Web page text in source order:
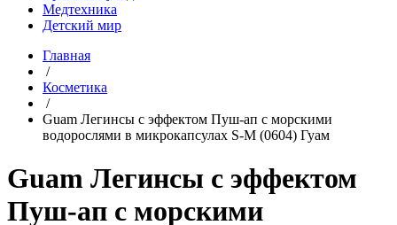
Медтехника
Детский мир
Главная
/
Косметика
/
Guam Легинсы с эффектом Пуш-ап с морскими
водорослями в микрокапсулах S-M (0604) Гуам
Guam Легинсы с эффектом
Пуш-ап с морскими